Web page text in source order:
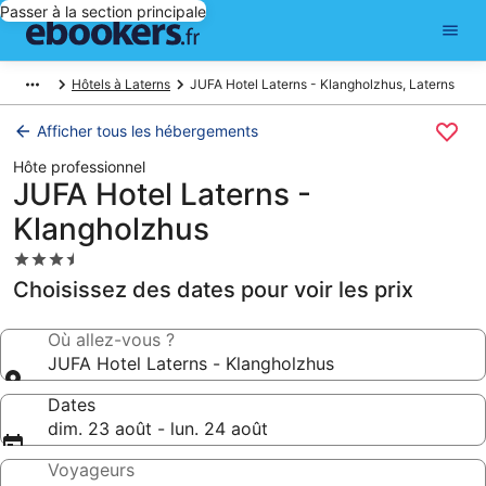
Passer à la section principale
Hôtels à Laterns JUFA Hotel Laterns - Klangholzhus, Laterns
Afficher tous les hébergements
Hôte professionnel
JUFA Hotel Laterns -
Klangholzhus
Hébergement
3.5 étoiles
Choisissez des dates pour voir les prix
Où allez-vous ?
JUFA Hotel Laterns - Klangholzhus
Dates
dim. 23 août - lun. 24 août
Voyageurs